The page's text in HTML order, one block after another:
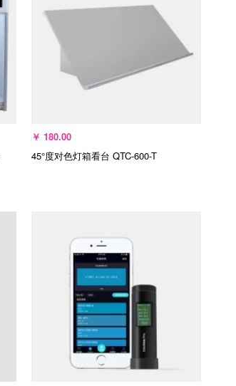
加入购物车
￥ 180.00
45°度对色灯箱看台 QTC-600-T
加入购物车